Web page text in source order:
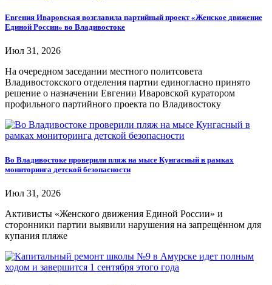
Евгения Иваровская возглавила партийный проект «Женское движение
Единой России» во Владивостоке
Июл 31, 2026
На очередном заседании местного политсовета
Владивостокского отделения партии единогласно принято
решение о назначении Евгении Иваровской куратором
профильного партийного проекта по Владивостоку
Во Владивостоке проверили пляж на мысе Кунгасный в рамках
мониторинга детской безопасности
Июл 31, 2026
Активисты «Женского движения Единой России» и
сторонники партии выявили нарушения на запрещённом для
купания пляже